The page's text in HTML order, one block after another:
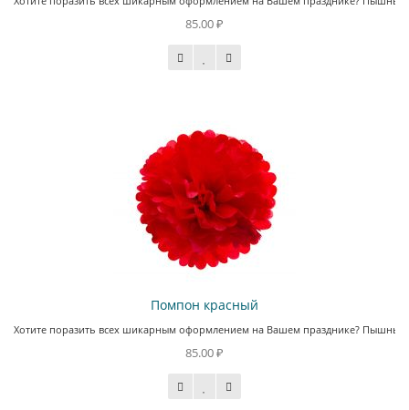
85.00 ₽
Помпон красный
Хотите поразить всех шикарным оформлением на Вашем празднике?
85.00 ₽